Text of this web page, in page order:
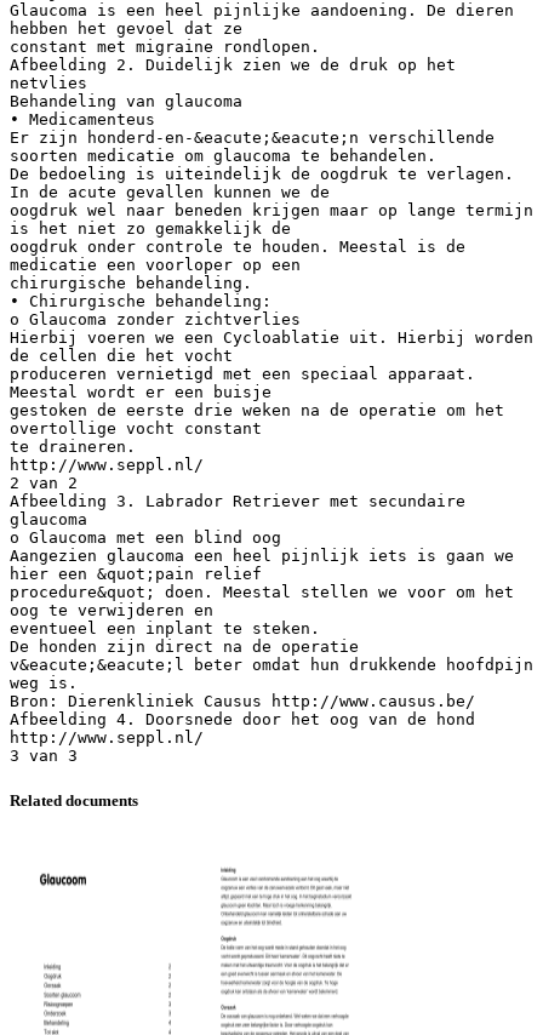
Glaucoma is een heel pijnlijke aandoening. De dieren
hebben het gevoel dat ze
constant met migraine rondlopen.
Afbeelding 2. Duidelijk zien we de druk op het
netvlies
Behandeling van glaucoma
• Medicamenteus
Er zijn honderd-en-&eacute;&eacute;n verschillende
soorten medicatie om glaucoma te behandelen.
De bedoeling is uiteindelijk de oogdruk te verlagen.
In de acute gevallen kunnen we de
oogdruk wel naar beneden krijgen maar op lange termijn
is het niet zo gemakkelijk de
oogdruk onder controle te houden. Meestal is de
medicatie een voorloper op een
chirurgische behandeling.
• Chirurgische behandeling:
o Glaucoma zonder zichtverlies
Hierbij voeren we een Cycloablatie uit. Hierbij worden
de cellen die het vocht
produceren vernietigd met een speciaal apparaat.
Meestal wordt er een buisje
gestoken de eerste drie weken na de operatie om het
overtollige vocht constant
te draineren.
http://www.seppl.nl/
2 van 2
Afbeelding 3. Labrador Retriever met secundaire
glaucoma
o Glaucoma met een blind oog
Aangezien glaucoma een heel pijnlijk iets is gaan we
hier een &quot;pain relief
procedure&quot; doen. Meestal stellen we voor om het
oog te verwijderen en
eventueel een inplant te steken.
De honden zijn direct na de operatie
v&eacute;&eacute;l beter omdat hun drukkende hoofdpijn
weg is.
Bron: Dierenkliniek Causus http://www.causus.be/
Afbeelding 4. Doorsnede door het oog van de hond
http://www.seppl.nl/
Related documents